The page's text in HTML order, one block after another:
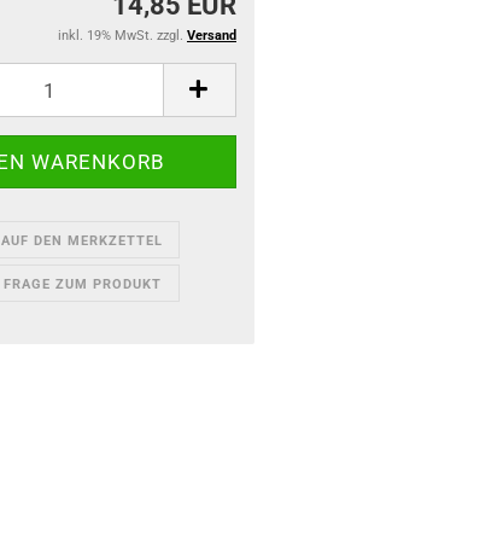
inkl. 19% MwSt. zzgl. Versand
AUF DEN MERKZETTEL
FRAGE ZUM PRODUKT